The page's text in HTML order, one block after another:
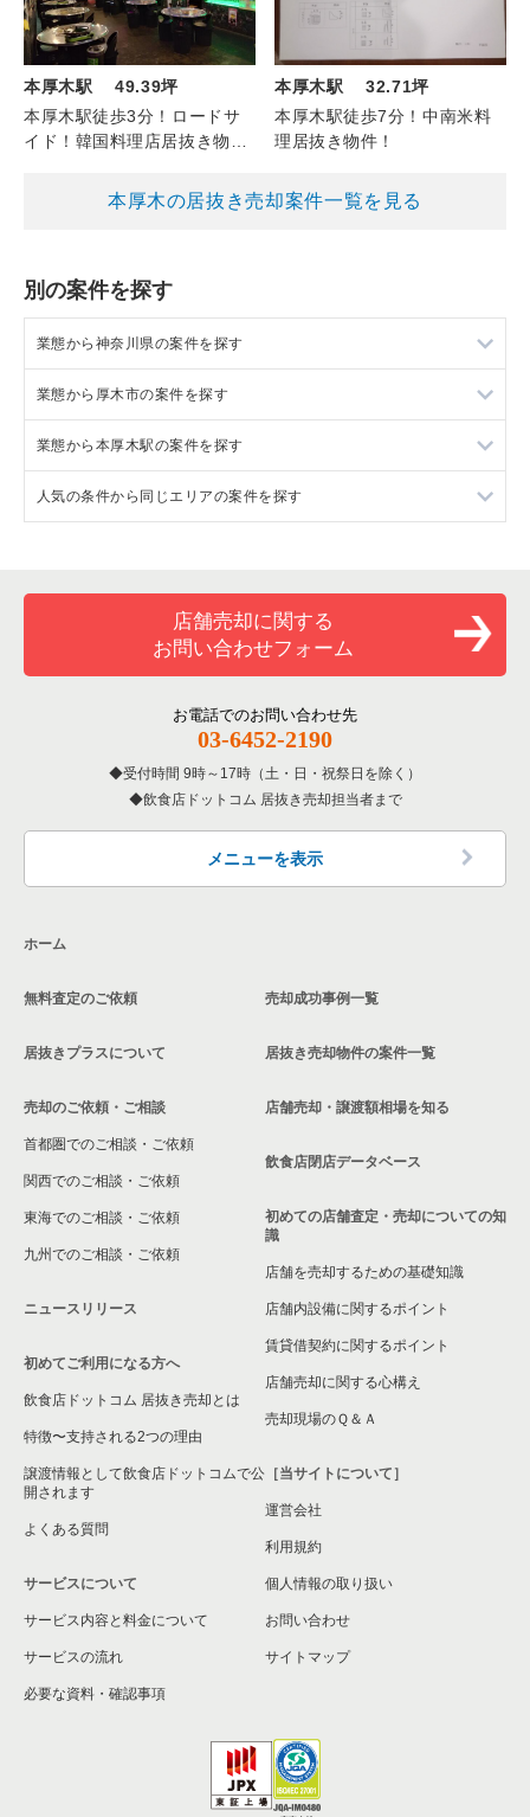
本厚木駅 49.39坪
本厚木駅徒歩3分！ロードサ
イド！韓国料理店居抜き物
本厚木駅 32.71坪
本厚木駅徒歩7分！中南米料
理居抜き物件！
本厚木の居抜き売却案件一覧を見る
別の案件を探す
業態から神奈川県の案件を探す
神奈川県のラーメンの居抜き売却物件の案件一覧
神奈川県のフランス料理の居抜き売却物件の案件一覧
神奈川県のイタリア料理の居抜き売却物件の案件一覧
神奈川県のそば・うどんの居抜き売却物件の案件一覧
神奈川県の寿司の居抜き売却物件の案件一覧
神奈川県の鉄板焼き・お好み焼の居抜き売却物件の案件一覧
神奈川県のアジア料理の居抜き売却物件の案件一覧
神奈川県のカフェの居抜き売却物件の案件一覧
神奈川県のお弁当・惣菜・デリの居抜き売却物件の案件一覧
神奈川県のカラオケ・パブ・スナックの居抜き売却物件の案件
覧
神奈川県の和食の居抜き売却物件の案件一覧
神奈川県の洋食の居抜き売却物件の案件一覧
神奈川県のその他の居抜き売却物件の案件一覧
業態から厚木市の案件を探す
厚木市のイタリア料理の居抜き売却物件の案件一覧
厚木市の焼肉の居抜き売却物件の案件一覧
厚木市のカフェの居抜き売却物件の案件一覧
厚木市のテイクアウトの居抜き売却物件の案件一覧
厚木市のバーの居抜き売却物件の案件一覧
業態から本厚木駅の案件を探す
本厚木駅のイタリア料理の居抜き売却物件の案件一覧
本厚木駅のアジア料理の居抜き売却物件の案件一覧
本厚木駅のカフェの居抜き売却物件の案件一覧
本厚木駅のカラオケ・パブ・スナックの居抜き売却物件の案件
本厚木駅のその他の居抜き売却物件の案件一覧
人気の条件から同じエリアの案件を探す
厚木市の1階の飲食店の居抜き売却物件の案件一覧
本厚木駅の1階の飲食店の居抜き売却物件の案件一覧
店舗売却に関する
お問い合わせフォーム
お電話でのお問い合わせ先
03-6452-2190
受付時間 9時～17時（土・日・祝祭日を除く）
飲食店ドットコム 居抜き売却担当者まで
メニューを表示
ホーム
無料査定のご依頼
居抜きプラスについて
売却のご依頼・ご相談
首都圏でのご相談・ご依頼
関西でのご相談・ご依頼
東海でのご相談・ご依頼
九州でのご相談・ご依頼
ニュースリリース
初めてご利用になる方へ
飲食店ドットコム 居抜き売却とは
特徴〜支持される2つの理由
譲渡情報として飲食店ドットコムで公
開されます
よくある質問
サービスについて
サービス内容と料金について
サービスの流れ
必要な資料・確認事項
売却成功事例一覧
居抜き売却物件の案件一覧
店舗売却・譲渡額相場を知る
飲食店閉店データベース
初めての店舗査定・売却についての知
識
店舗を売却するための基礎知識
店舗内設備に関するポイント
賃貸借契約に関するポイント
店舗売却に関する心構え
売却現場のＱ＆Ａ
［当サイトについて］
運営会社
利用規約
個人情報の取り扱い
お問い合わせ
サイトマップ